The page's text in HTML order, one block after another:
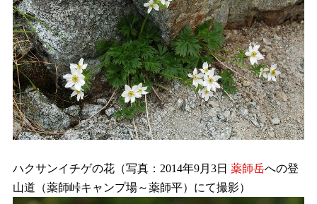
ハクサンイチゲの花（写真：2014年9月3日 薬師岳への登
山道（薬師峠キャンプ場～薬師平）にて撮影）